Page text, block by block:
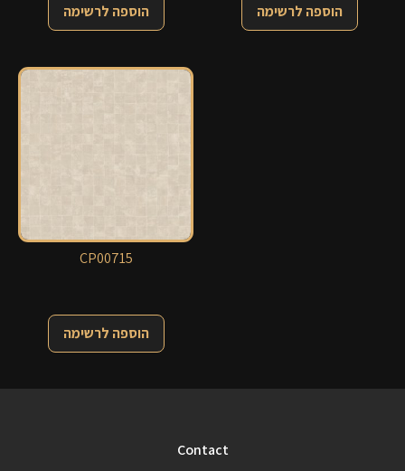
הוספה לרשימה הוספה לרשימה
CP00715
הוספה לרשימה
Contact